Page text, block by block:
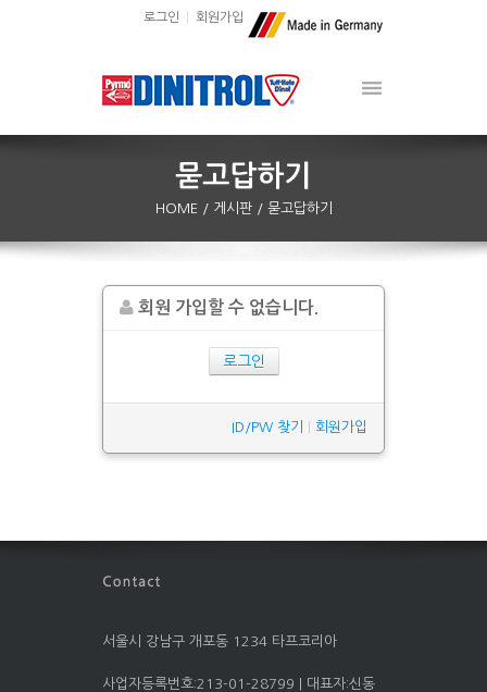
로그인 회원가입
HOME / 게시판 / 묻고답하기
회원 가입할 수 없습니다.
로그인
ID/PW 찾기 회원가입
서울시 강남구 개포동 1234 타프코리아
사업자등록번호:213-01-28799 | 대표자:신동